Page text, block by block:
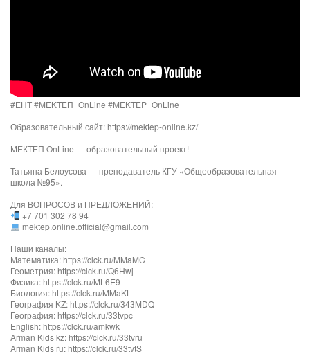
#ЕНТ #MEKTEП_OnLine #MEKTEP_OnLine
Образовательный сайт: https://mektep-online.kz/
МЕКТЕП OnLine — образовательный проект!
Татьяна Белоусова — преподаватель КГУ «Общеобразовательная
школа №95».
Для ВОПРОСОВ и ПРЕДЛОЖЕНИЙ:
+7 701 302 78 94
mektep.online.official@gmail.com
Наши каналы:
Математика: https://clck.ru/MMaMC
Геометрия: https://clck.ru/Q6Hwj
Физика: https://clck.ru/ML6E9
Биология: https://clck.ru/MMaKL​​​​​​
География KZ: https://clck.ru/343MDQ
География: https://clck.ru/33tvpc
English: https://clck.ru/amkwk
Arman Kids kz: https://clck.ru/33tvru
Arman Kids ru: https://clck.ru/33tvtS